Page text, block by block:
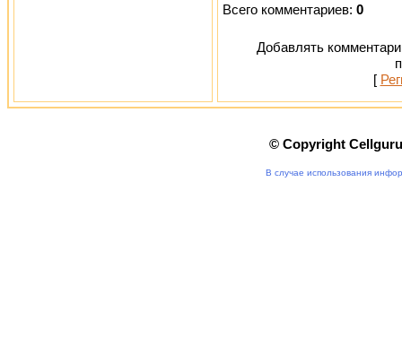
Всего комментариев: 0
Добавлять
[
© Copyright
В случае использования